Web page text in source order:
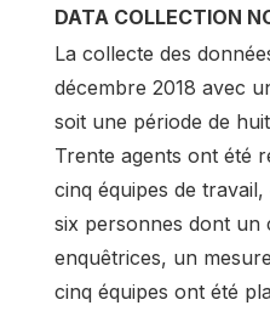
DATA COLLECTION
La collecte des
décembre 2018 avec
soit une période de
Trente agents ont été
cinq équipes de
six personnes dont un
enquêtrices, un
cinq équipes ont été